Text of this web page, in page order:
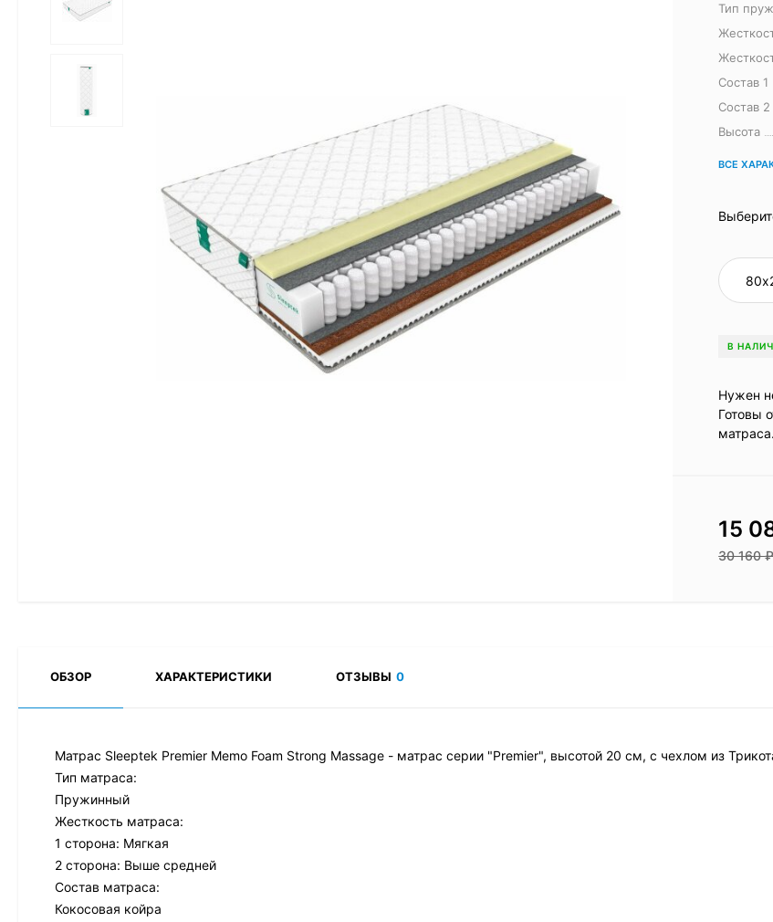
Тип
Состав 1
Состав 2
Высота
ВСЕ
В
Нужен
Готовы
матраса.
15
30 160
ОБЗОР ХАРАКТЕРИСТИКИ ОТЗЫВЫ 0
Матрас Sleeptek Premier Memo Foam Strong Massage - матрас серии "Premier", высотой 20 см, с чехлом из
Тип матраса:
Пружинный
Жесткость матраса:
1 сторона: Мягкая
2 сторона: Выше средней
Состав матраса:
Кокосовая койра